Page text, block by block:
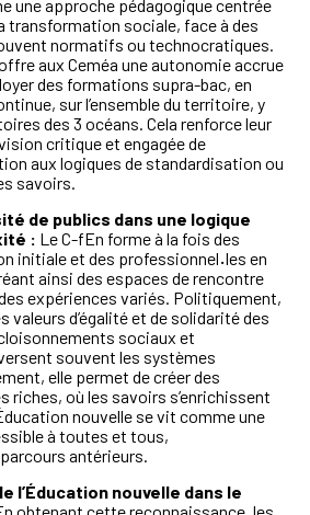
une approche pédagogique centrée
transformation sociale, face à des
normatifs ou technocratiques.
aux Ceméa une autonomie accrue
des formations supra-bac, en
sur l’ensemble du territoire, y
des 3 océans. Cela renforce leur
critique et engagée de
aux logiques de standardisation ou
savoirs.
de publics dans une logique
: Le C-fEn forme à la fois des
initiale et des professionnel·les en
ainsi des espaces de rencontre
expériences variés. Politiquement,
d’égalité et de solidarité des
sociaux et
souvent les systèmes
elle permet de créer des
riches, où les savoirs s’enrichissent
nouvelle se vit comme une
à toutes et tous,
antérieurs.
l’Éducation nouvelle dans le